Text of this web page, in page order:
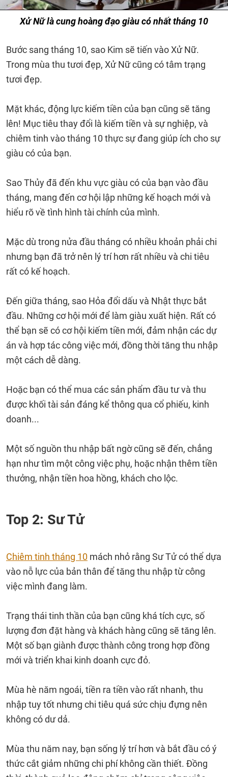
Xử Nữ là cung hoàng đạo giàu có nhất tháng 10
Bước sang tháng 10, sao Kim sẽ tiến vào Xử Nữ.
Trong mùa thu tươi đẹp, Xử Nữ cũng có tâm trạng
tươi đẹp.
Mặt khác, động lực kiếm tiền của bạn cũng sẽ tăng
lên! Mục tiêu thay đổi là kiếm tiền và sự nghiệp, và
chiêm tinh vào tháng 10 thực sự đang giúp ích cho sự
giàu có của bạn.
Sao Thủy đã đến khu vực giàu có của bạn vào đầu
tháng, mang đến cơ hội lập những kế hoạch mới và
hiểu rõ về tình hình tài chính của mình.
Mặc dù trong nửa đầu tháng có nhiều khoản phải chi
nhưng bạn đã trở nên lý trí hơn rất nhiều và chi tiêu
rất có kế hoạch.
Đến giữa tháng, sao Hỏa đổi dấu và Nhật thực bắt
đầu. Những cơ hội mới để làm giàu xuất hiện. Rất có
thể bạn sẽ có cơ hội kiếm tiền mới, đảm nhận các dự
án và hợp tác công việc mới, đồng thời tăng thu nhập
một cách dễ dàng.
Hoặc bạn có thể mua các sản phẩm đầu tư và thu
được khối tài sản đáng kể thông qua cổ phiếu, kinh
doanh...
Một số nguồn thu nhập bất ngờ cũng sẽ đến, chẳng
hạn như tìm một công việc phụ, hoặc nhận thêm tiền
thưởng, nhận tiền hoa hồng, khách cho lộc.
Top 2: Sư Tử
Chiêm tinh tháng 10 mách nhỏ rằng Sư Tử có thể dựa
vào nỗ lực của bản thân để tăng thu nhập từ công
việc mình đang làm.
Trạng thái tinh thần của bạn cũng khá tích cực, số
lượng đơn đặt hàng và khách hàng cũng sẽ tăng lên.
Một số bạn giành được thành công trong hợp đồng
mới và triển khai kinh doanh cực đỏ.
Mùa hè năm ngoái, tiền ra tiền vào rất nhanh, thu
nhập tuy tốt nhưng chi tiêu quá sức chịu đựng nên
không có dư dả.
Mùa thu năm nay, bạn sống lý trí hơn và bắt đầu có ý
thức cắt giảm những chi phí không cần thiết. Đồng